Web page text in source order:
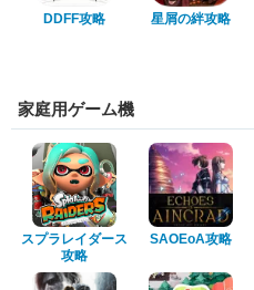
DDFF攻略 星屑の絆攻略
家庭用ゲーム機
スプラレイダース
攻略
SAOEoA攻略